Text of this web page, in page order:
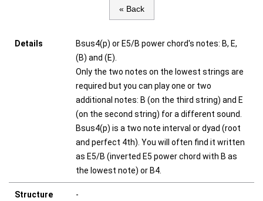
« Back
Details
Bsus4(p) or E5/B power chord's notes: B, E,
(B) and (E).
Only the two notes on the lowest strings are
required but you can play one or two
additional notes: B (on the third string) and E
(on the second string) for a different sound.
Bsus4(p) is a two note interval or dyad (root
and perfect 4th). You will often find it written
as E5/B (inverted E5 power chord with B as
the lowest note) or B4.
Structure -